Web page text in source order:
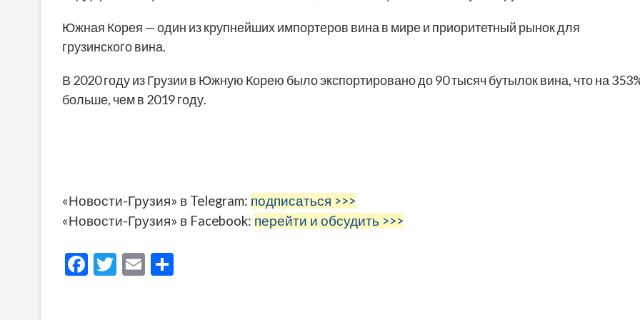
Южная Корея — один из крупнейших импортеров вина в мире и приоритетный рынок для
грузинского вина.
В 2020 году из Грузии в Южную Корею было экспортировано до 90 тысяч бутылок вина, что на
больше, чем в 2019 году.
«Новости-Грузия» в Telegram: подписаться >>>
«Новости-Грузия» в Facebook: перейти и обсудить >>>
F
T
E